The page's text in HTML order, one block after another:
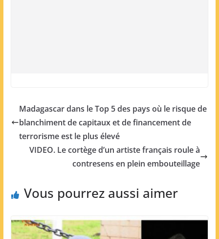
Madagascar dans le Top 5 des pays où le risque de
blanchiment de capitaux et de financement de
terrorisme est le plus élevé
VIDEO. Le cortège d’un artiste français roule à
contresens en plein embouteillage
Vous pourrez aussi aimer